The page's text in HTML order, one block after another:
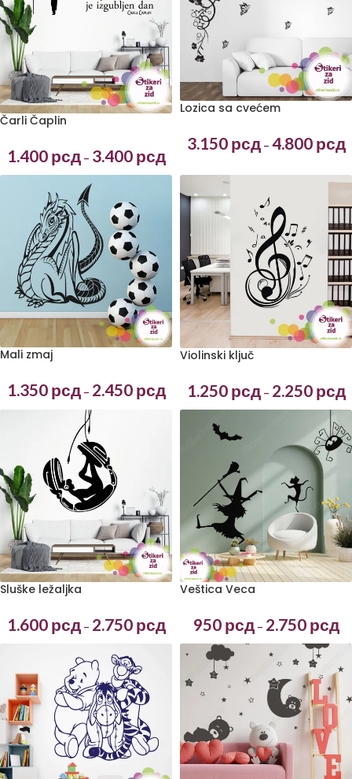
Čarli Čaplin
1.400 рсд – 3.400 рсд
Lozica sa cvećem
3.150 рсд – 4.800 рсд
Mali zmaj
1.350 рсд – 2.450 рсд
Violinski ključ
1.250 рсд – 2.250 рсд
Sluške ležaljka
1.600 рсд – 2.750 рсд
Veštica Veca
950 рсд – 2.750 рсд